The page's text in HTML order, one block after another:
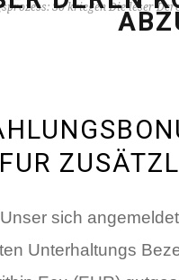
So kriegen Die leser
FUR
sich
Unterhaltungs